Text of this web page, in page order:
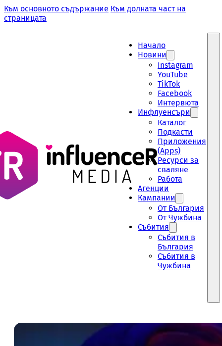
Към основното съдържание Към долната част на
страницата
Начало
Новини
Instagram
YouTube
TikTok
Facebook
Интервюта
Инфлуенсъри
Каталог
Подкасти
Приложения
(Apps)
Ресурси за
сваляне
Работа
Aгенции
Кампании
От България
От Чужбина
Събития
Събития в
България
Събития в
Чужбина